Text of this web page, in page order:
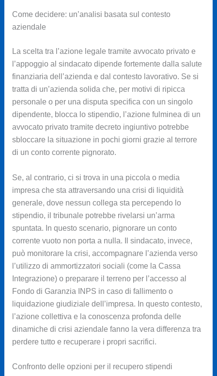
Come decidere: un’analisi basata sul contesto
aziendale
La scelta tra l’azione legale tramite avvocato privato e
l’appoggio al sindacato dipende fortemente dalla salute
finanziaria dell’azienda e dal contesto lavorativo. Se si
tratta di un’azienda solida che, per motivi di ripicca
personale o per una disputa specifica con un singolo
dipendente, blocca lo stipendio, l’azione fulminea di un
avvocato privato tramite decreto ingiuntivo potrebbe
sbloccare la situazione in pochi giorni grazie al terrore
di un conto corrente pignorato.
Se, al contrario, ci si trova in una piccola o media
impresa che sta attraversando una crisi di liquidità
generale, dove nessun collega sta percependo lo
stipendio, il tribunale potrebbe rivelarsi un’arma
spuntata. In questo scenario, pignorare un conto
corrente vuoto non porta a nulla. Il sindacato, invece,
può monitorare la crisi, accompagnare l’azienda verso
l’utilizzo di ammortizzatori sociali (come la Cassa
Integrazione) o preparare il terreno per l’accesso al
Fondo di Garanzia INPS in caso di fallimento o
liquidazione giudiziale dell’impresa. In questo contesto,
l’azione collettiva e la conoscenza profonda delle
dinamiche di crisi aziendale fanno la vera differenza tra
perdere tutto e recuperare i propri sacrifici.
Confronto delle opzioni per il recupero stipendi